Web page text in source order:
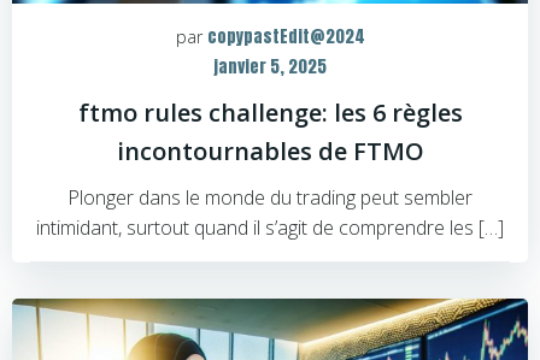
par copypastEdit@2024
janvier 5, 2025
ftmo rules challenge: les 6 règles
incontournables de FTMO
Plonger dans le monde du trading peut sembler
intimidant, surtout quand il s’agit de comprendre les […]